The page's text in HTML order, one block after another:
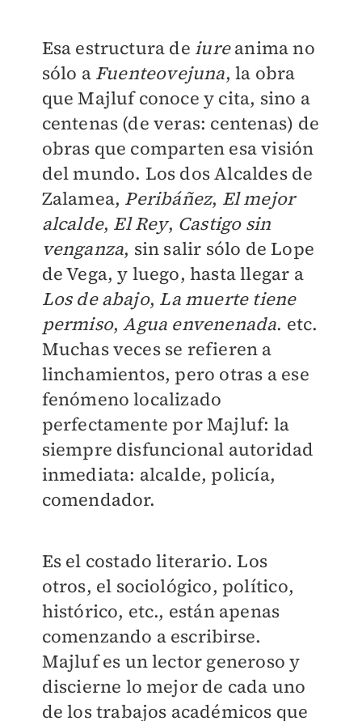
Esa estructura de iureanima no
sólo a Fuenteovejuna, la obra
que Majluf conoce y cita, sino a
centenas (de veras: centenas) de
obras que comparten esa visión
del mundo. Los dos Alcaldes de
Zalamea, Peribáñez, El mejor
alcalde, El Rey, Castigo sin
venganza, sin salir sólo de Lope
de Vega, y luego, hasta llegar a
Los de abajo, La muerte tiene
permiso,Agua envenenada. etc.
Muchas veces se refieren a
linchamientos, pero otras a ese
fenómeno localizado
perfectamente por Majluf: la
siempre disfuncional autoridad
inmediata: alcalde, policía,
comendador.
Es el costado literario. Los
otros, el sociológico, político,
histórico, etc., están apenas
comenzando a escribirse.
Majluf es un lector generoso y
discierne lo mejor de cada uno
de los trabajos académicos que